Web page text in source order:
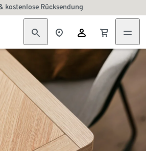
kostenlose Rücksendung